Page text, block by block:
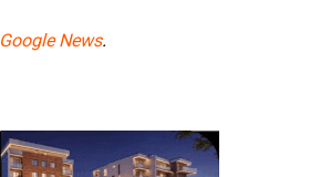
Google News.